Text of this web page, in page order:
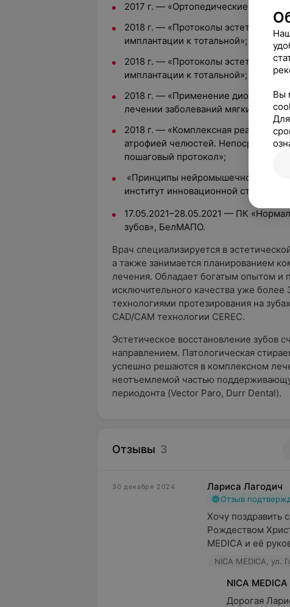
2017 г. — «Ортопедические
2018 г. — «Протоколы
имплантации к тотальной»;
2018 г. — «Протоколы
имплантации к тотальной»;
2018 г. — «Применение диодного и
лечении заболеваний мягких и
2018 г. — «Комплексная
атрофией челюстей.
пошаговый протокол»;
«Принципы нейромышечной
институт инновационной
17.05.2021–28.05.2021 — ПК
зубов», БелМАПО.
Врач специализируется в
а также занимается планированием
лечения. Обладает богатым опытом и
исключительного качества уже более
технологиями протезирования на
CAD/CAM технологии CEREC.
Эстетическое восстановление зубов
направлением. Патологическая
успешно решаются в комплексном
неотъемлемой частью
периодонта (Vector Paro, Durr Dental).
Отзывы 3
30 декабря 2024 Лариса Лагодич
Отзыв
Хочу поздравить
Рождеством
MEDICA и её
NICA MEDICA, ул.
NICA MEDICA
Дорогая
Вы